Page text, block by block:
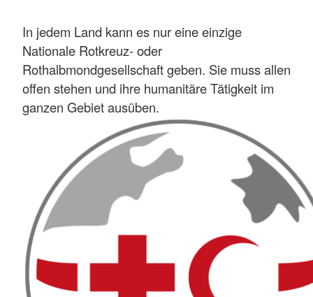
In jedem Land kann es nur eine einzige
Nationale Rotkreuz- oder
Rothalbmondgesellschaft geben. Sie muss allen
offen stehen und ihre humanitäre Tätigkeit im
ganzen Gebiet ausüben.